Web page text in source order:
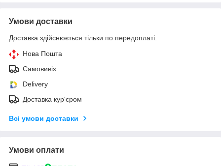
Умови доставки
Доставка здійснюється тільки по передоплаті.
Нова Пошта
Самовивіз
Delivery
Доставка кур'єром
Всі умови доставки
Умови оплати